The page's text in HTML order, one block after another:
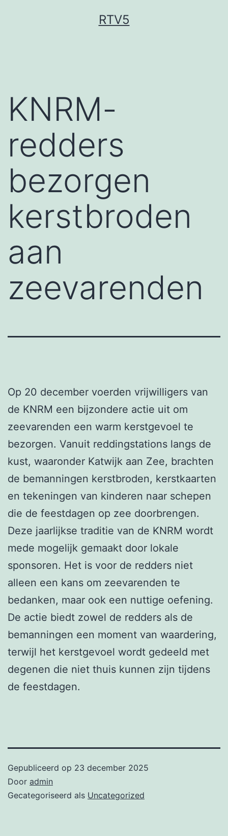
RTV5
KNRM-
redders
bezorgen
kerstbroden
aan
zeevarenden
Op 20 december voerden vrijwilligers van
de KNRM een bijzondere actie uit om
zeevarenden een warm kerstgevoel te
bezorgen. Vanuit reddingstations langs de
kust, waaronder Katwijk aan Zee, brachten
de bemanningen kerstbroden, kerstkaarten
en tekeningen van kinderen naar schepen
die de feestdagen op zee doorbrengen.
Deze jaarlijkse traditie van de KNRM wordt
mede mogelijk gemaakt door lokale
sponsoren. Het is voor de redders niet
alleen een kans om zeevarenden te
bedanken, maar ook een nuttige oefening.
De actie biedt zowel de redders als de
bemanningen een moment van waardering,
terwijl het kerstgevoel wordt gedeeld met
degenen die niet thuis kunnen zijn tijdens
de feestdagen.
Gepubliceerd op 23 december 2025
Door admin
Gecategoriseerd als Uncategorized